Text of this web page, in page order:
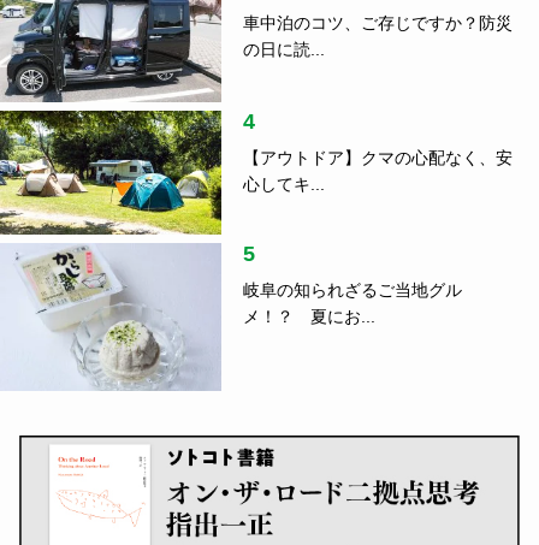
車中泊のコツ、ご存じですか？防災
の日に読...
4
【アウトドア】クマの心配なく、安
心してキ...
5
岐阜の知られざるご当地グル
メ！？ 夏にお...